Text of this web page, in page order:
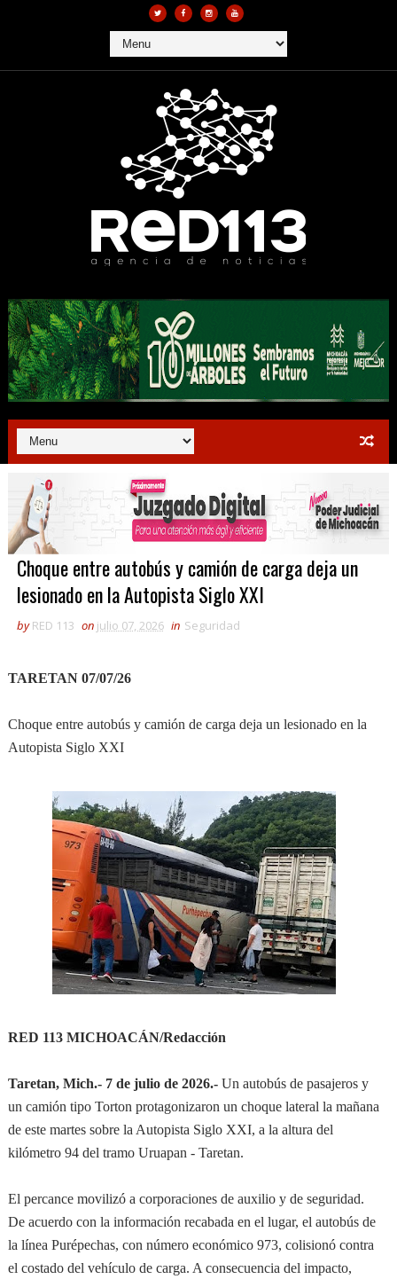
Choque entre autobús y camión de carga deja un
lesionado en la Autopista Siglo XXI
by RED 113 on julio 07, 2026 in Seguridad
TARETAN 07/07/26
Choque entre autobús y camión de carga deja un lesionado en la
Autopista Siglo XXI
RED 113 MICHOACÁN/Redacción
Taretan, Mich.- 7 de julio de 2026.-Un autobús de pasajeros y
un camión tipo Torton protagonizaron un choque lateral la mañana
de este martes sobre la Autopista Siglo XXI, a la altura del
kilómetro 94 del tramo Uruapan - Taretan.
El percance movilizó a corporaciones de auxilio y de seguridad.
De acuerdo con la información recabada en el lugar, el autobús de
la línea Purépechas, con número económico 973, colisionó contra
el costado del vehículo de carga. A consecuencia del impacto,